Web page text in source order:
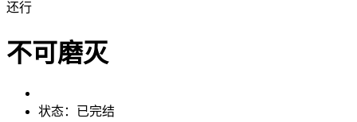
还行
不可磨灭
状态： 已完结